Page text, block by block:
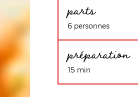
parts
6 personnes
préparation
15 min